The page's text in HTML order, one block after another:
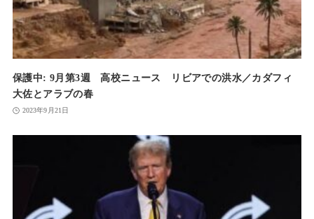
保護中: 9月第3週 高校ニュース リビアでの洪水／カダフィ
大佐とアラブの春
2023年9月21日